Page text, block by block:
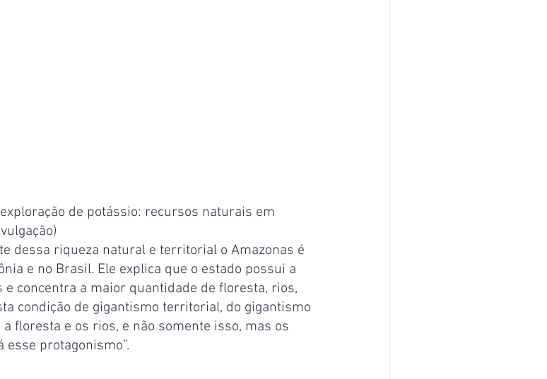
de potássio: recursos naturais em
dessa riqueza natural e territorial o Amazonas é
e no Brasil. Ele explica que o estado possui a
concentra a maior quantidade de floresta, rios,
condição de gigantismo territorial, do gigantismo
floresta e os rios, e não somente isso, mas os
protagonismo”.